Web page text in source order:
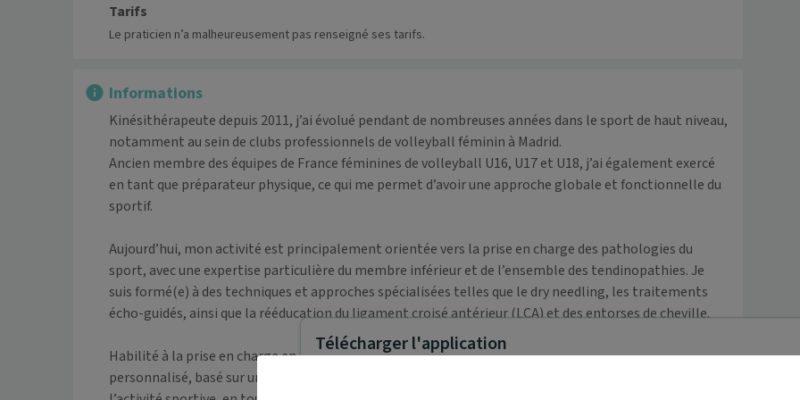
Tarifs
Le praticien n’a malheureusement pas renseigné ses tarifs.
Informations
Kinésithérapeute depuis 2011, j’ai évolué pendant de nombreuses années dans le sport de haut niveau,
notamment au sein de clubs professionnels de volleyball féminin à Madrid.
Ancien membre des équipes de France féminines de volleyball U16, U17 et U18, j’ai également exercé
en tant que préparateur physique, ce qui me permet d’avoir une approche globale et fonctionnelle du
sportif.
Aujourd’hui, mon activité est principalement orientée vers la prise en charge des pathologies du
sport, avec une expertise particulière du membre inférieur et de l’ensemble des tendinopathies. Je
suis formé(e) à des techniques et approches spécialisées telles que le dry needling, les traitements
écho-guidés, ainsi que la rééducation du ligament croisé antérieur (LCA) et des entorses de cheville.
Habilité à la prise en charge en accès direct (sans ordonnance), je propose un accompagnement
personnalisé, basé sur une évaluation précise, des soins adaptés et un objectif de reprise optimale de
Télécharger l'application